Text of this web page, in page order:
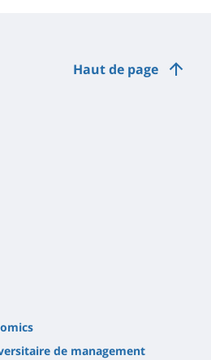
Haut de page
de management